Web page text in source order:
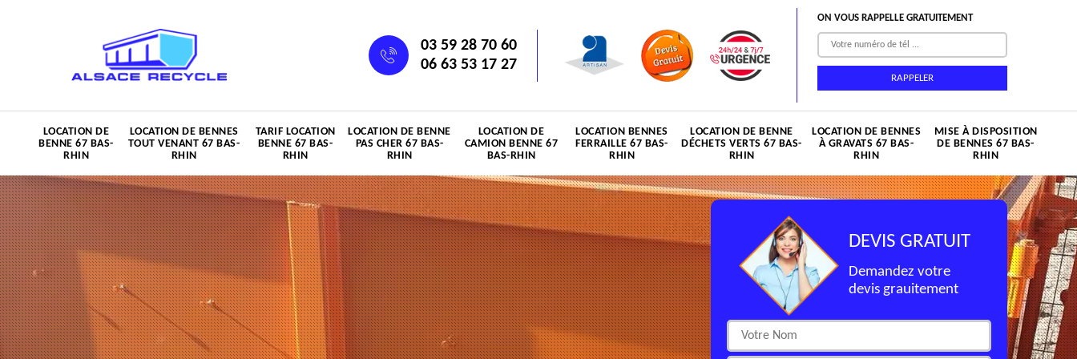
03 59 28 70 60
06 63 53 17 27
ON VOUS RAPPELLE GRATUITEMENT
LOCATION DE
BENNE 67 BAS-
RHIN
LOCATION DE BENNES
TOUT VENANT 67 BAS-
RHIN
TARIF LOCATION
BENNE 67 BAS-
RHIN
LOCATION DE BENNE
PAS CHER 67 BAS-
RHIN
LOCATION DE
CAMION BENNE 67
BAS-RHIN
LOCATION BENNES
FERRAILLE 67 BAS-
RHIN
LOCATION DE BENNE
DÉCHETS VERTS 67 BAS-
RHIN
LOCATION DE BENNES
À GRAVATS 67 BAS-
RHIN
MISE À DISPOSITION
DE BENNES 67 BAS-
RHIN
DEVIS GRATUIT
Demandez votre
devis grauitement